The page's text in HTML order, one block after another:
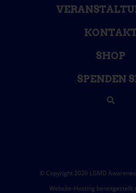
SHOP
SPENDEN
© Copyright 2026 LGMD
Website-Hosting bereitgestellt